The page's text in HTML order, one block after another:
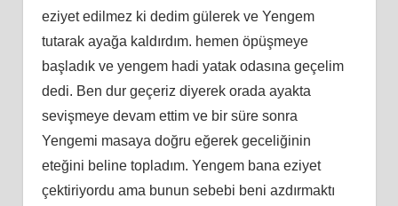
eziyet edilmez ki dedim gülerek ve Yengem
tutarak ayağa kaldırdım. hemen öpüşmeye
başladık ve yengem hadi yatak odasına geçelim
dedi. Ben dur geçeriz diyerek orada ayakta
sevişmeye devam ettim ve bir süre sonra
Yengemi masaya doğru eğerek geceliğinin
eteğini beline topladım. Yengem bana eziyet
çektiriyordu ama bunun sebebi beni azdırmaktı